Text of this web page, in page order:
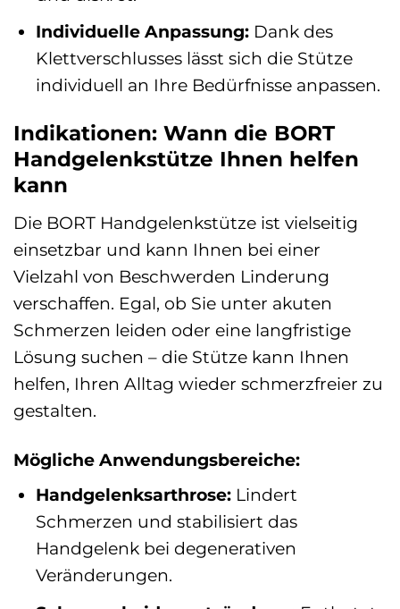
Individuelle Anpassung:Dank des
Klettverschlusses lässt sich die Stütze
individuell an Ihre Bedürfnisse anpassen.
Indikationen: Wann die BORT
Handgelenkstütze Ihnen helfen
kann
Die BORT Handgelenkstütze ist vielseitig
einsetzbar und kann Ihnen bei einer
Vielzahl von Beschwerden Linderung
verschaffen. Egal, ob Sie unter akuten
Schmerzen leiden oder eine langfristige
Lösung suchen – die Stütze kann Ihnen
helfen, Ihren Alltag wieder schmerzfreier zu
gestalten.
Mögliche Anwendungsbereiche:
Handgelenksarthrose:Lindert
Schmerzen und stabilisiert das
Handgelenk bei degenerativen
Veränderungen.